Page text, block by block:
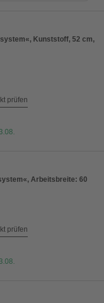
Kunststoff, 52 cm,
prüfen
Arbeitsbreite: 60
prüfen